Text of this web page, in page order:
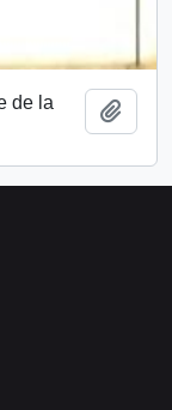
de la